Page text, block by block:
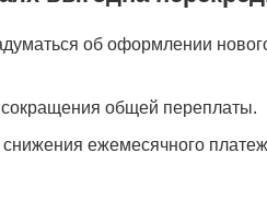
об оформлении
сокращения общей переплаты.
ежемесячного